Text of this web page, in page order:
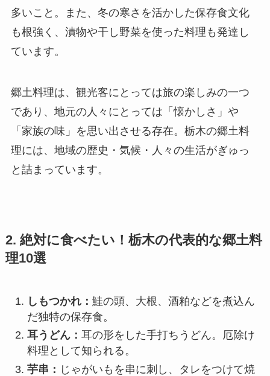
多いこと。また、冬の寒さを活かした保存食文化
も根強く、漬物や干し野菜を使った料理も発達し
ています。
郷土料理は、観光客にとっては旅の楽しみの一つ
であり、地元の人々にとっては「懐かしさ」や
「家族の味」を思い出させる存在。栃木の郷土料
理には、地域の歴史・気候・人々の生活がぎゅっ
と詰まっています。
2. 絶対に食べたい！栃木の代表的な郷土料
理10選
しもつかれ： 鮭の頭、大根、酒粕などを煮込ん
だ独特の保存食。
耳うどん： 耳の形をした手打ちうどん。厄除け
料理として知られる。
芋串： じゃがいもを串に刺し、タレをつけて焼